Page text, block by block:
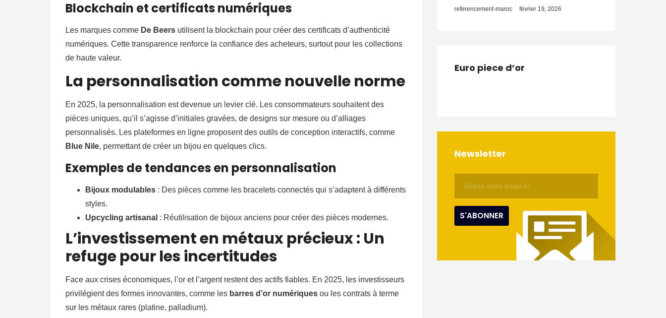
Blockchain et certificats numériques
Les marques comme De Beers utilisent la blockchain pour créer des certificats d’authenticité
numériques. Cette transparence renforce la confiance des acheteurs, surtout pour les collections
de haute valeur.
La personnalisation comme nouvelle norme
En 2025, la personnalisation est devenue un levier clé. Les consommateurs souhaitent des
pièces uniques, qu’il s’agisse d’initiales gravées, de designs sur mesure ou d’alliages
personnalisés. Les plateformes en ligne proposent des outils de conception interactifs, comme
Blue Nile, permettant de créer un bijou en quelques clics.
Exemples de tendances en personnalisation
Bijoux modulables : Des pièces comme les bracelets connectés qui s’adaptent à différents
styles.
Upcycling artisanal : Réutilisation de bijoux anciens pour créer des pièces modernes.
L’investissement en métaux précieux : Un
refuge pour les incertitudes
Face aux crises économiques, l’or et l’argent restent des actifs fiables. En 2025, les investisseurs
privilégient des formes innovantes, comme les barres d’or numériques ou les contrats à terme
sur les métaux rares (platine, palladium).
referencement-maroc février 19, 2026
Euro piece d’or
Newsletter